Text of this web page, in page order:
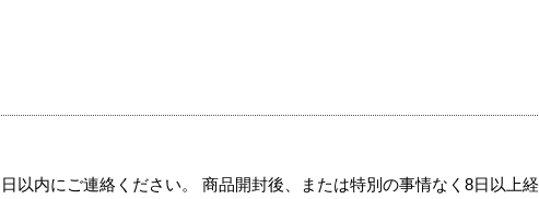
以内にご連絡ください。 商品開封後、または特別の事情なく8日以上経